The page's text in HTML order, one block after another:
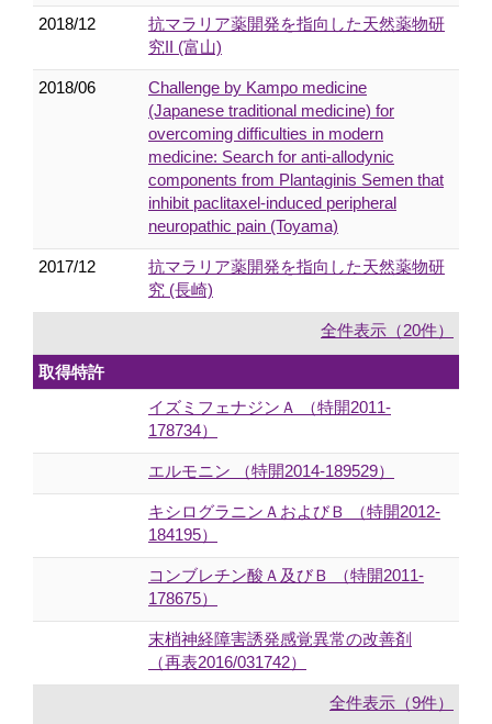
2018/12
抗マラリア薬開発を指向した天然薬物研
究II (富山)
2018/06
Challenge by Kampo medicine
(Japanese traditional medicine) for
overcoming difficulties in modern
medicine: Search for anti-allodynic
components from Plantaginis Semen that
inhibit paclitaxel-induced peripheral
neuropathic pain (Toyama)
2017/12
抗マラリア薬開発を指向した天然薬物研
究 (長崎)
全件表示（20件）
取得特許
イズミフェナジンＡ （特開2011-
178734）
エルモニン （特開2014-189529）
キシログラニンＡおよびＢ （特開2012-
184195）
コンブレチン酸Ａ及びＢ （特開2011-
178675）
末梢神経障害誘発感覚異常の改善剤
（再表2016/031742）
全件表示（9件）